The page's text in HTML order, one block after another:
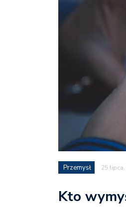
Przemysł 25
Kto